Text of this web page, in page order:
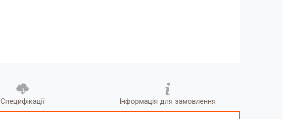
Специфікації Інформація для замовлення